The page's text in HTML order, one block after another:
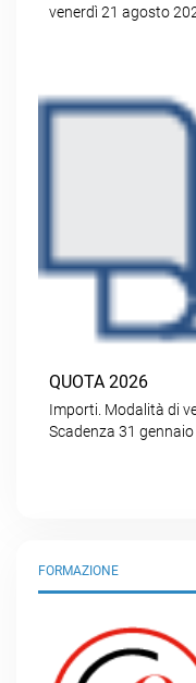
venerdì 21 agosto
QUOTA 2026
Importi. Modalità di
Scadenza 31
FORMAZIONE